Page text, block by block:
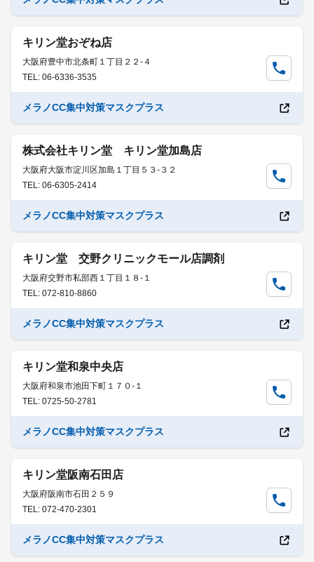
キリン堂おぞね店
大阪府豊中市北条町１丁目２２-４
TEL: 06-6336-3535
メラノCC集中対策マスクプラス
株式会社キリン堂 キリン堂加島店
大阪府大阪市淀川区加島１丁目５３-３２
TEL: 06-6305-2414
メラノCC集中対策マスクプラス
キリン堂 交野クリニックモール店調剤
大阪府交野市私部西１丁目１８-１
TEL: 072-810-8860
メラノCC集中対策マスクプラス
キリン堂和泉中央店
大阪府和泉市池田下町１７０-１
TEL: 0725-50-2781
メラノCC集中対策マスクプラス
キリン堂阪南石田店
大阪府阪南市石田２５９
TEL: 072-470-2301
メラノCC集中対策マスクプラス